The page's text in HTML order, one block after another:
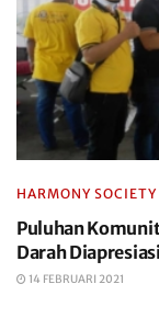
HARMONY SOCIETY
Puluhan
Darah
14 FEBRUARI 2021